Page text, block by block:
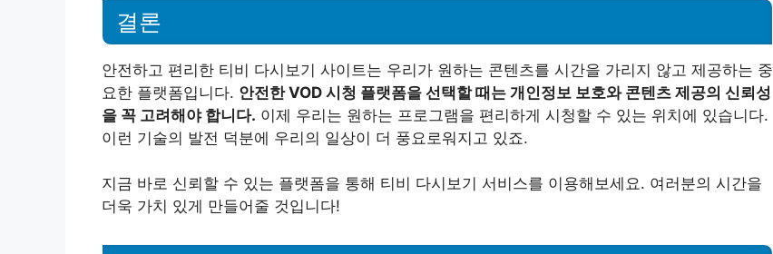
결론
안전하고 편리한 티비 다시보기 사이트는 우리가 원하는 콘텐츠를 시간을 가리지 않고 제공하는 중
요한 플랫폼입니다. 안전한 VOD 시청 플랫폼을 선택할 때는 개인정보 보호와 콘텐츠 제공의 신뢰성
을 꼭 고려해야 합니다. 이제 우리는 원하는 프로그램을 편리하게 시청할 수 있는 위치에 있습니다.
이런 기술의 발전 덕분에 우리의 일상이 더 풍요로워지고 있죠.
지금 바로 신뢰할 수 있는 플랫폼을 통해 티비 다시보기 서비스를 이용해보세요. 여러분의 시간을
더욱 가치 있게 만들어줄 것입니다!